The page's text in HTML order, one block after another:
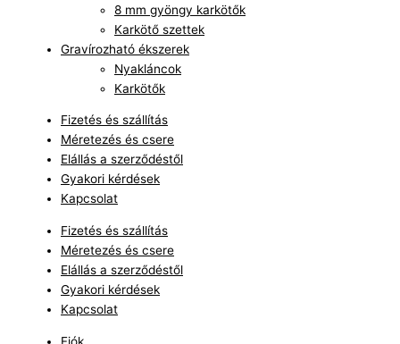
8 mm gyöngy karkötők
Karkötő szettek
Gravírozható ékszerek
Nyakláncok
Karkötők
Fizetés és szállítás
Méretezés és csere
Elállás a szerződéstől
Gyakori kérdések
Kapcsolat
Fizetés és szállítás
Méretezés és csere
Elállás a szerződéstől
Gyakori kérdések
Kapcsolat
Fiók